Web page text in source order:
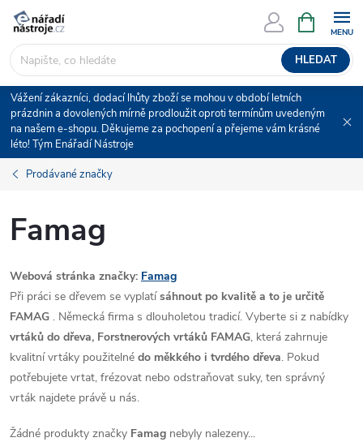
Přejít
obsah
HLEDAT
NÁKUPNÍ
KOŠÍK
Vážení zákazníci, dodací lhůty zboží se mohou v období letních
prázdnin a dovolených mírně prodloužit oproti termínům uvedeným
na našem e-shopu. Děkujeme za pochopení a přejeme vám krásné
léto! Tým Enářadí Nástroje
Prodávané značky
Famag
Webová stránka značky: Famag
Při práci se dřevem se vyplatísáhnout po kvalitě a to je určitě
FAMAG . Německá firma s dlouholetou tradicí. Vyberte si z nabídky
vrtáků do dřeva, Forstnerových vrtáků FAMAG, která zahrnuje
kvalitní vrtáky použitelné do měkkého i tvrdého dřeva. Pokud
potřebujete vrtat, frézovat nebo odstraňovat suky, ten správný
vrták najdete právě u nás.
Žádné produkty značky Famag nebyly nalezeny...